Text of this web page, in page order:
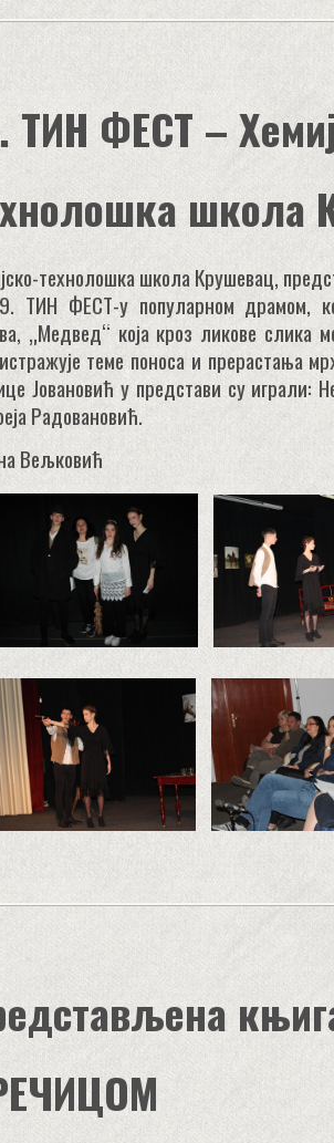
ТИН ФЕСТ –
школа
технолошка школа Крушевац,
ТИН ФЕСТ-у популарном драмом,
„Медвед“ која кроз ликове слика
истражује теме поноса и прерастања
Јовановић у представи су играли:
Радовановић.
Вељковић